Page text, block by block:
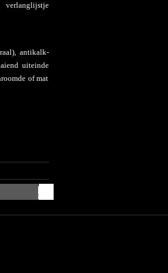
verlanglijstje
antikalk-
uiteinde
of mat
24,50